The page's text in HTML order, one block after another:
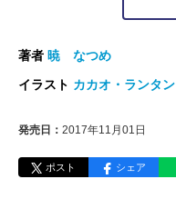
著者 暁 なつめ
イラスト カカオ・ランタン
発売日： 2017年11月01日
ポスト シェア